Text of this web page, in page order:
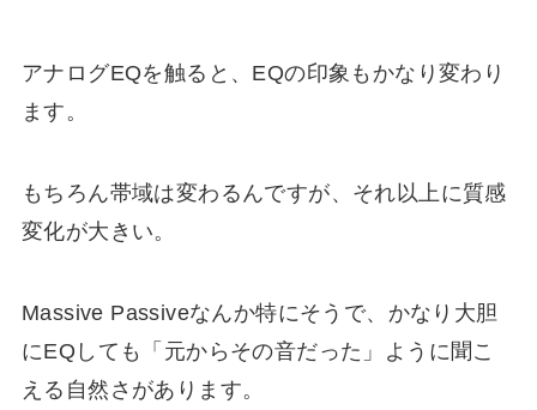
アナログEQを触ると、EQの印象もかなり変わり
ます。
もちろん帯域は変わるんですが、それ以上に質感
変化が大きい。
Massive Passiveなんか特にそうで、かなり大胆
にEQしても「元からその音だった」ように聞こ
える自然さがあります。